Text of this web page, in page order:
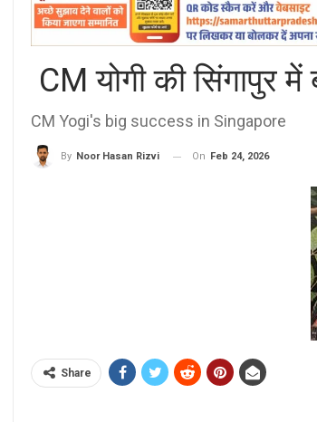
CM योगी की सिंगापुर
CM Yogi's big success in Singapore
By Noor Hasan Rizvi On Feb 24, 2026
Share